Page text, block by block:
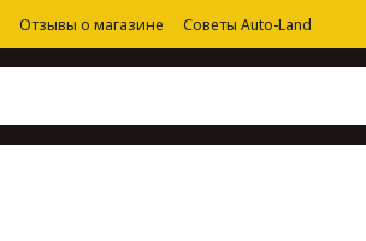
Отзывы о магазине
Советы Auto-Land